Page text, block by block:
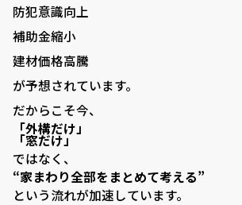
防犯意識向上
補助金縮小
建材価格高騰
が予想されています。
だからこそ今、
「外構だけ」
「窓だけ」
ではなく、
“家まわり全部をまとめて考える”
という流れが加速しています。